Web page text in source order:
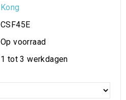
Kong
CSF45E
Op voorraad
1 tot 3 werkdagen